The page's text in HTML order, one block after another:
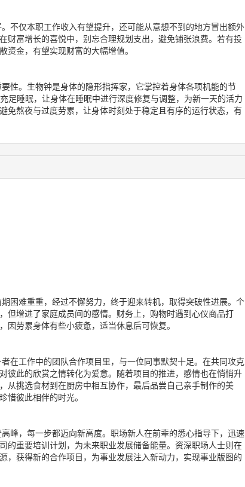
不仅本职工作收入有望提升，还可能从意想不到的地方冒出额外
财富增长的喜悦中，别忘合理规划支出，避免铺张浪费。若有投
金，有望实现财富的大幅增值。
性。生物钟是身体的隐形指挥家，它掌控着身体各项机能的节
足睡眠，让身体在睡眠中进行深度修复与调整，为新一天的活力
免熬夜与过度劳累，让身体时刻处于稳定且有序的运行状态，有
困难重重，经过不懈努力，终于迎来转机，取得突破性进展。个
但增进了家庭成员间的感情。财务上，购物时遇到心仪商品打
劳累身体有些小疲惫，适当休息后可恢复。
在工作中的团队合作项目里，与一位同事默契十足。在共同攻克
彼此的欣赏之情转化为爱意。随着项目的推进，感情也在悄悄升
从挑选食材到在厨房中相互协作，最后品尝自己亲手制作的美
惜彼此相伴的时光。
峰，每一步都迈向新高度。职场新人在前辈的悉心指导下，迅速
的重要培训计划，为未来职业发展储备能量。资深职场人士则在
，获得新的合作项目，为事业发展注入新动力，实现事业版图的